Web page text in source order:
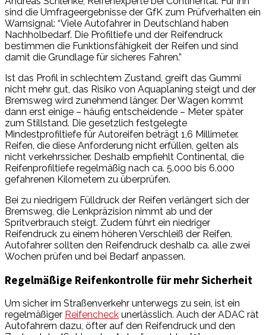
sind die Umfrageergebnisse der GfK zum Prüfverhalten ein
Warnsignal: “Viele Autofahrer in Deutschland haben
Nachholbedarf. Die Profiltiefe und der Reifendruck
bestimmen die Funktionsfähigkeit der Reifen und sind
damit die Grundlage für sicheres Fahren.”
Ist das Profil in schlechtem Zustand, greift das Gummi
nicht mehr gut, das Risiko von Aquaplaning steigt und der
Bremsweg wird zunehmend länger. Der Wagen kommt
dann erst einige – häufig entscheidende – Meter später
zum Stillstand. Die gesetzlich festgelegte
Mindestprofiltiefe für Autoreifen beträgt 1,6 Millimeter.
Reifen, die diese Anforderung nicht erfüllen, gelten als
nicht verkehrssicher. Deshalb empfiehlt Continental, die
Reifenprofiltiefe regelmäßig nach ca. 5.000 bis 6.000
gefahrenen Kilometern zu überprüfen.
Bei zu niedrigem Fülldruck der Reifen verlängert sich der
Bremsweg, die Lenkpräzision nimmt ab und der
Spritverbrauch steigt. Zudem führt ein niedriger
Reifendruck zu einem höheren Verschleiß der Reifen.
Autofahrer sollten den Reifendruck deshalb ca. alle zwei
Wochen prüfen und bei Bedarf anpassen.
Regelmäßige Reifenkontrolle für mehr Sicherheit
Um sicher im Straßenverkehr unterwegs zu sein, ist ein
regelmäßiger Reifencheck unerlässlich. Auch der ADAC rät
Autofahrern dazu, öfter auf den Reifendruck und den